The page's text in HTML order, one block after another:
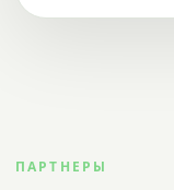
ПАРТНЕРЫ